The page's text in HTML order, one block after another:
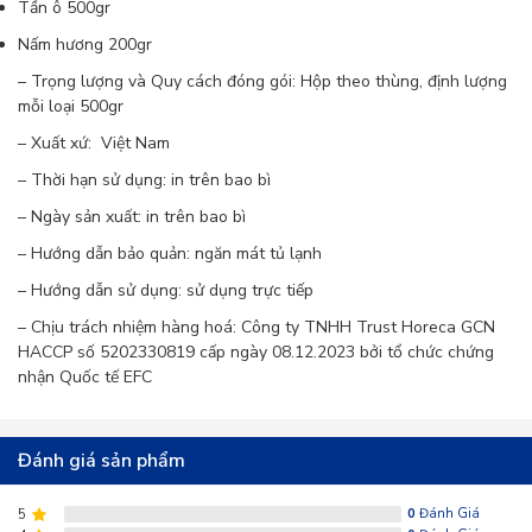
giúp bạn chuẩn bị bữa ăn nhanh chóng mà còn
mang lại nhiều dưỡng chất cần thiết cho cơ thể.
Mỗi loại rau củ đều có đặc tính riêng:
Ớt xanh nhăn & Ớt sừng xanh:
và chất chống oxy hóa, tăng cường sức đề
kháng, hỗ trợ đốt cháy calo. Khi ăn kèm thịt
nướng hoặc cho vào nồi lẩu, ớt giúp món ăn
thêm đậm đà và hấp dẫn hơn.
hợp chất lưu huỳnh tự nhiên, tốt cho tim mạch
lẩu nướng,
Tần ô 500gr
Nấm hương 200gr
– Trọng lượng và Quy cách đóng gói: Hộp theo thùng, định lượng
mỗi loại 500gr
– Xuất xứ: Việt Nam
– Thời hạn sử dụng: in trên bao bì
– Ngày sản xuất: in trên bao bì
– Hướng dẫn bảo quản: ngăn mát tủ lạnh
– Hướng dẫn sử dụng: sử dụng trực tiếp
– Chịu trách nhiệm hàng hoá: Công ty TNHH Trust Horeca GCN
HACCP số 5202330819 cấp ngày 08.12.2023 bởi tổ chức chứng
nhận Quốc tế EFC
Đánh giá sản phẩm
5 0 Đánh Giá